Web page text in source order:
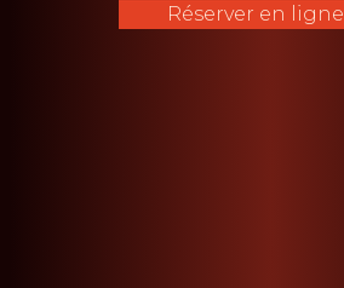
Réserver en ligne